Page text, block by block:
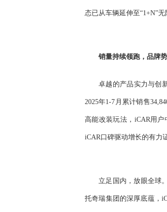
态已从车辆延伸至“1+N”无
销量持续领跑，品牌
卓越的产品实力与创
2025年1-7月累计销售
高能改装玩法，iCAR用户
iCAR口碑驱动增长的有力
立足国内，放眼全球
托奇瑞集团的深厚底蕴，